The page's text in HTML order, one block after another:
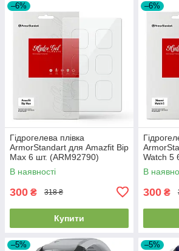
–6%
Гідрогелева плівка
ArmorStandart для Amazfit Bip
Max 6 шт. (ARM92790)
В наявності
300 ₴ 318 ₴
Купити
–6%
Watch 5
В
300 ₴
–5% –5%